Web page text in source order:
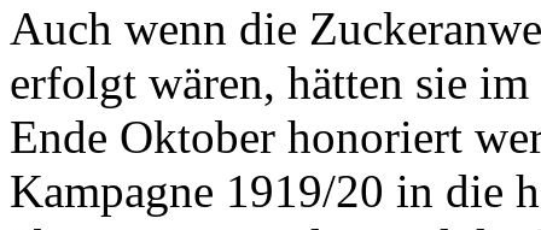
Auch wenn die
erfolgt wären, hätten sie
Ende Oktober honoriert
Kampagne 1919/20 in die